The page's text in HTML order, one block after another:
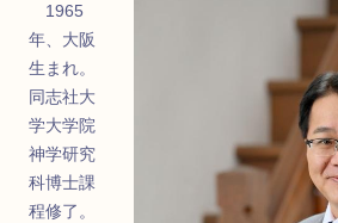
1965
年、大阪
生まれ。
同志社大
学大学院
神学研究
科博士課
程修了。